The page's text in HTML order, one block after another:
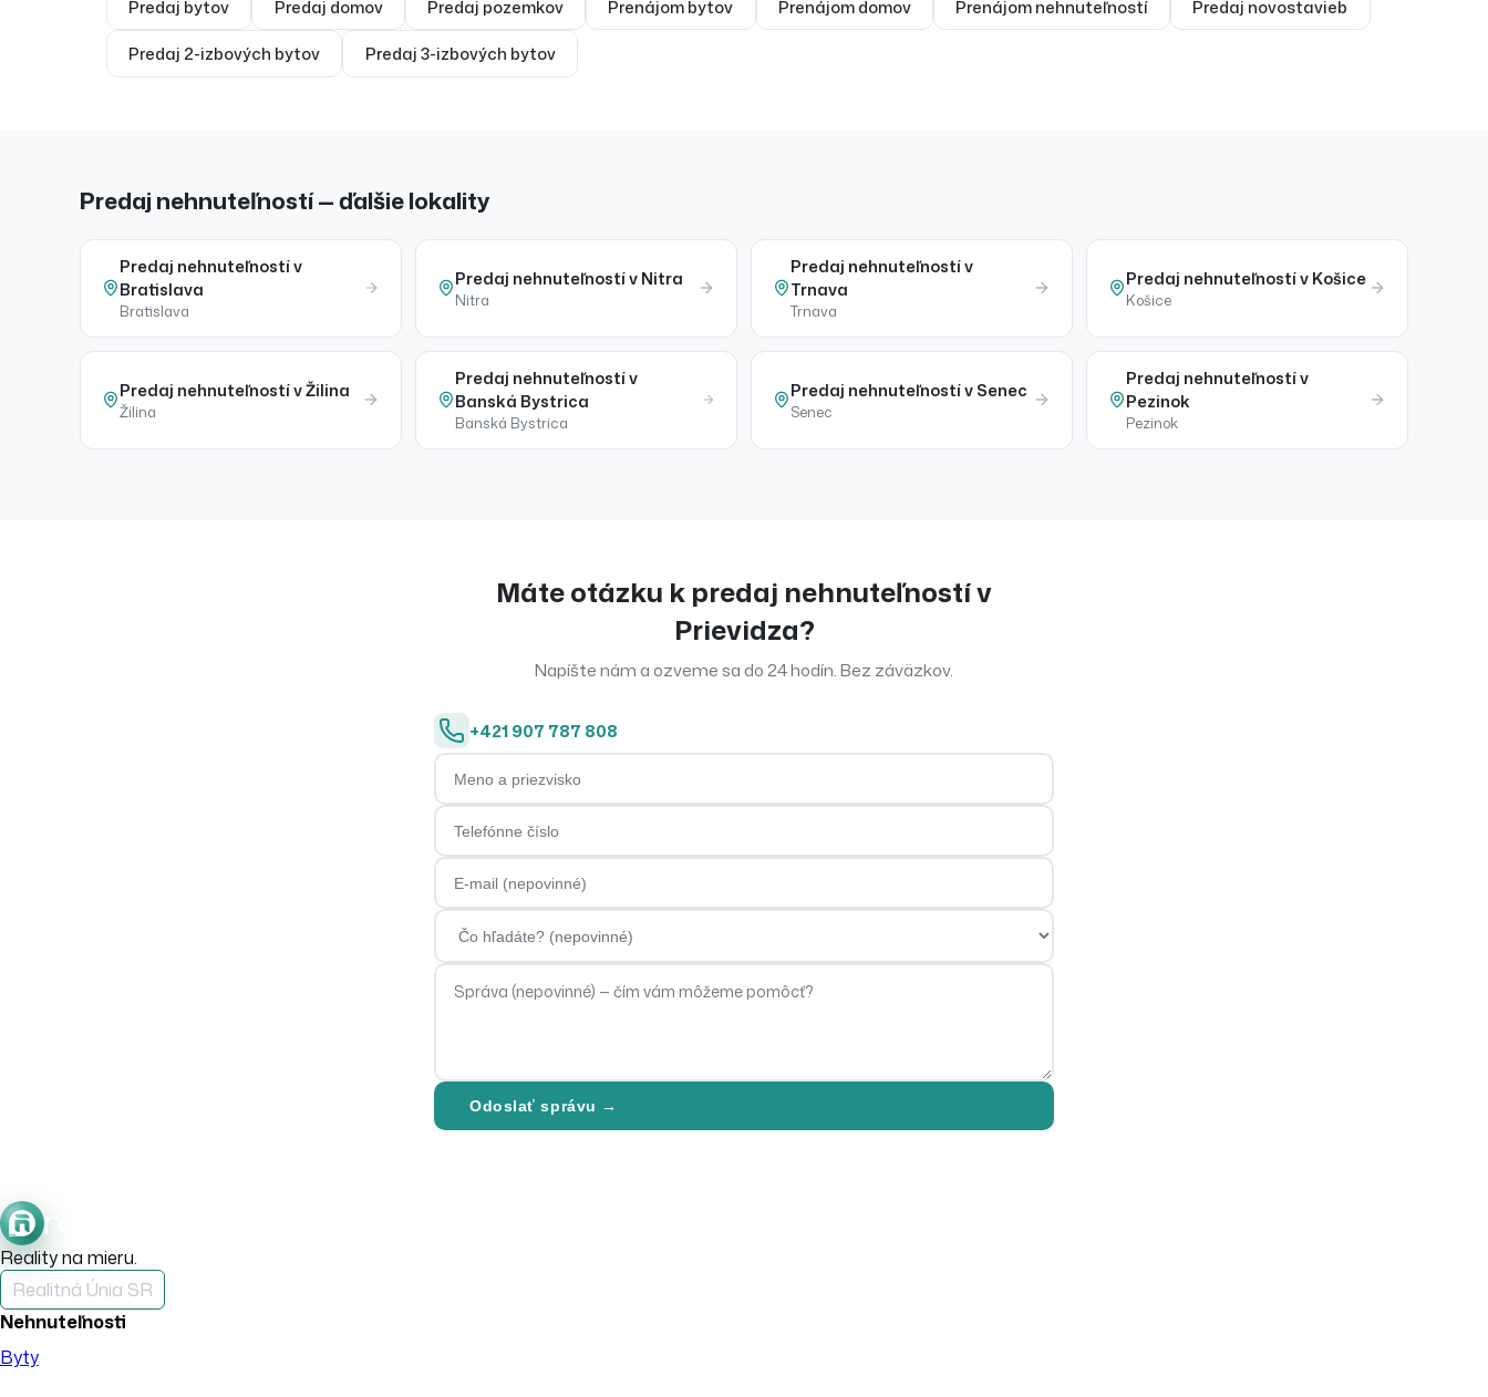
Predaj bytov Predaj domov Predaj pozemkov Prenájombytov Prenájom domov Prenájomnehnuteľností Predaj novostavieb
Predaj 2-izbových bytov Predaj3-izbových bytov
Predaj nehnuteľností — ďalšie lokality
Predaj nehnuteľnostív
Bratislava
Bratislava
Predaj nehnuteľnostívNitra
Nitra
Predaj nehnuteľnostív
Trnava
Trnava
Predaj nehnuteľnostívKošice
Košice
Predaj nehnuteľnostívŽilina
Žilina
Predaj nehnuteľnostív
Banská Bystrica
Banská Bystrica
Predaj nehnuteľnostívSenec
Senec
Predaj nehnuteľnostív
Pezinok
Pezinok
Máte otázku k predaj nehnuteľnostív
Prievidza?
Napíšte nám a ozveme sa do 24 hodín. Bez záväzkov.
+421 907 787 808
Meno a priezvisko
Telefónne číslo
E-mailová adresa
Čo hľadáte?
Správa
Odoslať správu →
Reality na mieru.
Realitná Únia SR
Nehnuteľnosti
Byty